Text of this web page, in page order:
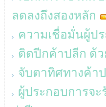
ลดลงถึงสองหลัก
ความเชื่อมั่นผู้ป
ติดปีกค้าปลีก ด้ว
จับตาทิศทางค้า
ผู้ประกอบการจ